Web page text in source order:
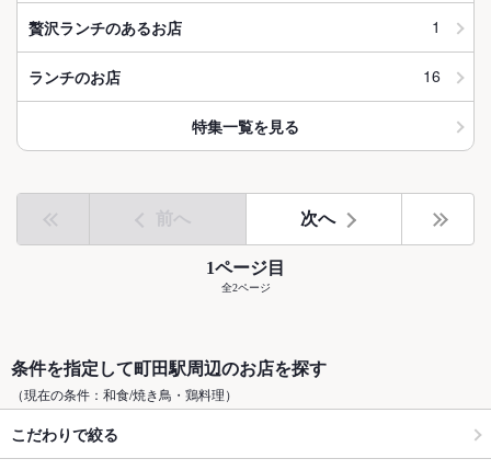
贅沢ランチのあるお店 1
ランチのお店 16
特集一覧を見る
前へ 次へ
1ページ目
全2ページ
条件を指定して町田駅周辺のお店を探す
（現在の条件：和食/焼き鳥・鶏料理）
こだわりで絞る